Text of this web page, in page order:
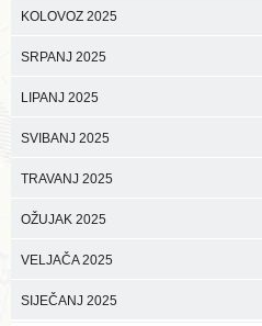
KOLOVOZ 2025
SRPANJ 2025
LIPANJ 2025
SVIBANJ 2025
TRAVANJ 2025
OŽUJAK 2025
VELJAČA 2025
SIJEČANJ 2025